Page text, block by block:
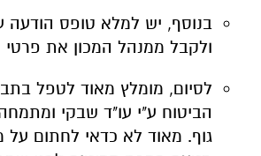
בנוסף, יש למלא טופס הודעה
ולקבל ממנהל המכון את
לסיום, מומלץ מאוד לטפל
הביטוח ע"י עו"ד שבקי
גוף. מאוד לא כדאי לחתום